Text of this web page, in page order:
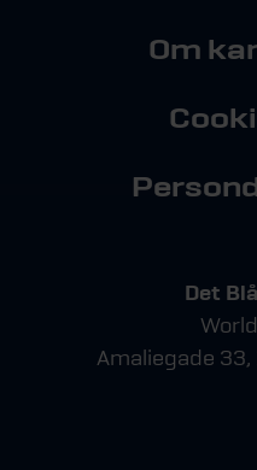
Om
Det
Amaliegade